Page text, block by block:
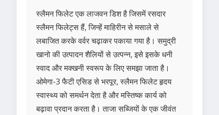
स्लैमन फिलेट एक लाजवन डिश है जिसमें रसदार
स्लैमन फिलेट्स हैं, जिन्हें माहिरीन से मसाले से
लबाजित करके वर्वर चढ़ाकर पकाया गया है। समुद्री
खानो की उत्पादन शैलियों से उत्पन्न, इसे इसके धनी
स्वाद और मक्खनी स्वरूप के लिए समझा जाता है।
ओमेगा-3 फैटी एसिड से भरपूर, स्लैमन फिलेट हृदय
स्वास्थ्य को समर्थन देता है और मस्तिष्क कार्य को
बढ़ावा प्रदान करता है। ताजा सब्जियों के एक जीवंत